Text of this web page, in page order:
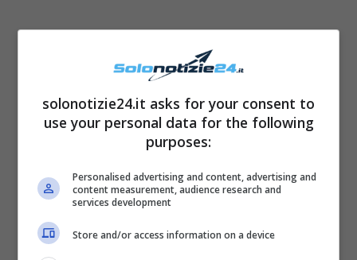
solonotizie24.it asks for your consent to
use your personal data for the following
purposes:
Personalised advertising and content, advertising and
content measurement, audience research and
services development
Store and/or access information on a device